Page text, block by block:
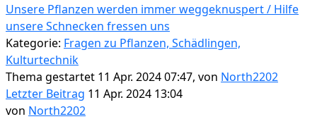
Unsere Pflanzen werden immer weggeknuspert / Hilfe
unsere Schnecken fressen uns
Kategorie: Fragen zu Pflanzen, Schädlingen,
Kulturtechnik
Thema gestartet 11 Apr. 2024 07:47, von North2202
Letzter Beitrag 11 Apr. 2024 13:04
von North2202